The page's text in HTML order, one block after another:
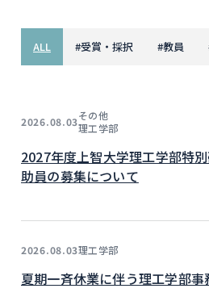
ALL #受賞・採択 #教員
2026.08.03その他
理工学部
2027年度上智大学理工学部特
助員の募集について
2026.08.03理工学部
夏期一斉休業に伴う理工学部